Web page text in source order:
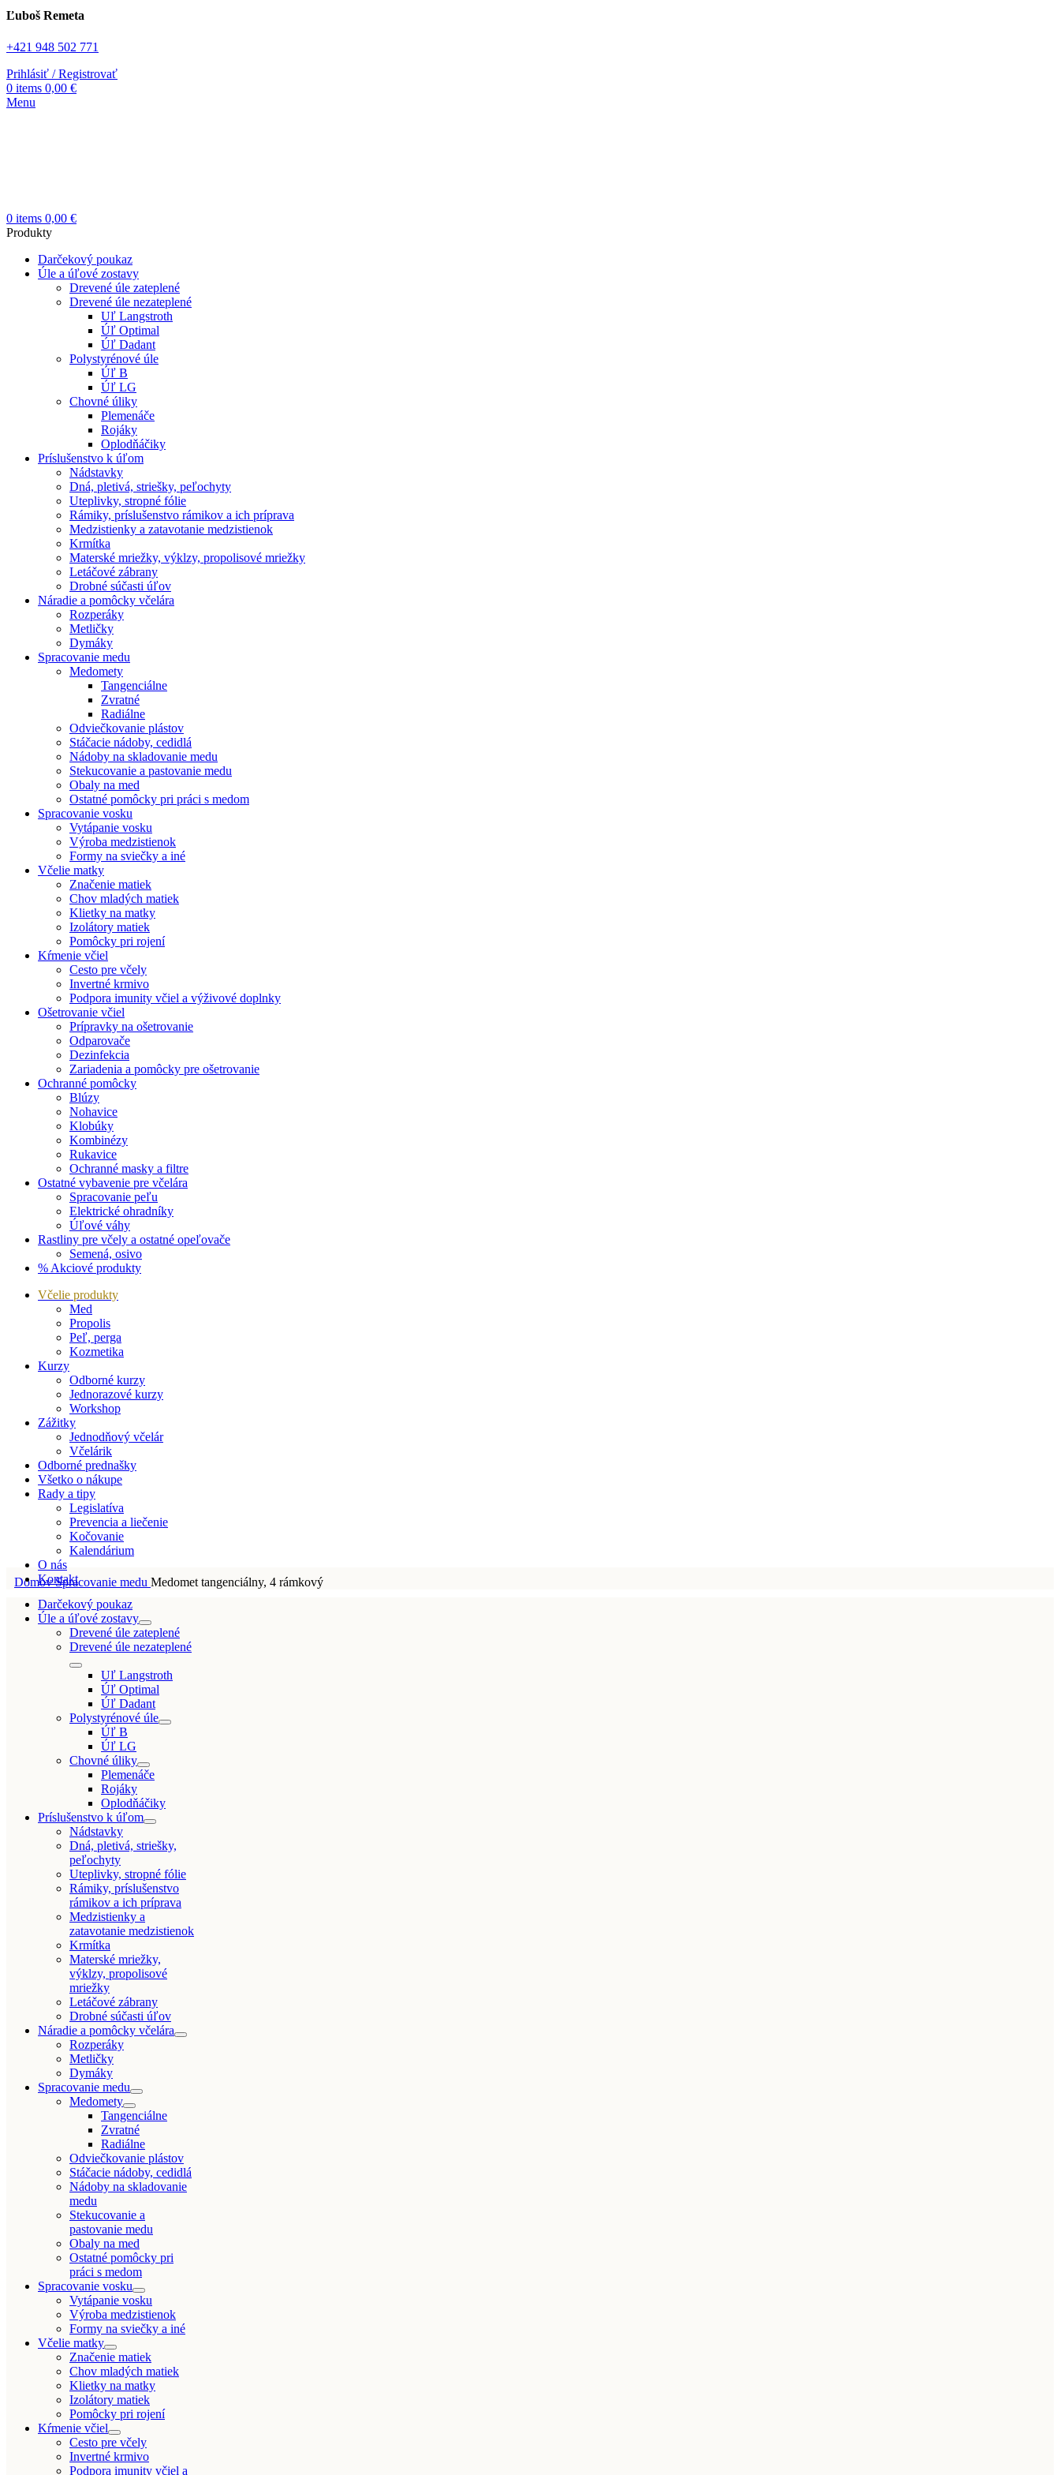
Ľuboš Remeta
+421 948 502 771
Prihlásiť / Registrovať
0 items 0,00 €
Menu
0 items 0,00 €
Produkty
Darčekový poukaz
Úle a úľové zostavy
Drevené úle zateplené
Drevené úle nezateplené
Uľ Langstroth
Úľ Optimal
Úľ Dadant
Polystyrénové úle
Úľ B
Úľ LG
Chovné úliky
Plemenáče
Rojáky
Oplodňáčiky
Príslušenstvo k úľom
Nádstavky
Dná, pletivá, striešky, peľochyty
Uteplivky, stropné fólie
Rámiky, príslušenstvo rámikov a ich príprava
Medzistienky a zatavotanie medzistienok
Krmítka
Materské mriežky, výklzy, propolisové mriežky
Letáčové zábrany
Drobné súčasti úľov
Náradie a pomôcky včelára
Rozperáky
Metličky
Dymáky
Spracovanie medu
Medomety
Tangenciálne
Zvratné
Radiálne
Odviečkovanie plástov
Stáčacie nádoby, cedidlá
Nádoby na skladovanie medu
Stekucovanie a pastovanie medu
Obaly na med
Ostatné pomôcky pri práci s medom
Spracovanie vosku
Vytápanie vosku
Výroba medzistienok
Formy na sviečky a iné
Včelie matky
Značenie matiek
Chov mladých matiek
Klietky na matky
Izolátory matiek
Pomôcky pri rojení
Kŕmenie včiel
Cesto pre včely
Invertné krmivo
Podpora imunity včiel a výživové doplnky
Ošetrovanie včiel
Prípravky na ošetrovanie
Odparovače
Dezinfekcia
Zariadenia a pomôcky pre ošetrovanie
Ochranné pomôcky
Blúzy
Nohavice
Klobúky
Kombinézy
Rukavice
Ochranné masky a filtre
Ostatné vybavenie pre včelára
Spracovanie peľu
Elektrické ohradníky
Úľové váhy
Rastliny pre včely a ostatné opeľovače
Semená, osivo
% Akciové produkty
Včelie produkty
Med
Propolis
Peľ, perga
Kozmetika
Kurzy
Odborné kurzy
Jednorazové kurzy
Workshop
Zážitky
Jednodňový včelár
Včelárik
Odborné prednašky
Všetko o nákupe
Rady a tipy
Legislatíva
Prevencia a liečenie
Kočovanie
Kalendárium
O nás
Kontakt
DomovSpracovanie medu Medomet tangenciálny, 4 rámkový
Darčekový poukaz
Úle a úľové zostavy
Drevené úle zateplené
Drevené úle nezateplené
Uľ Langstroth
Úľ Optimal
Úľ Dadant
Polystyrénové úle
Úľ B
Úľ LG
Chovné úliky
Plemenáče
Rojáky
Oplodňáčiky
Príslušenstvo k úľom
Nádstavky
Dná, pletivá, striešky,
peľochyty
Uteplivky, stropné fólie
Rámiky, príslušenstvo
rámikov a ich príprava
Medzistienky a
zatavotanie medzistienok
Krmítka
Materské mriežky,
výklzy, propolisové
mriežky
Letáčové zábrany
Drobné súčasti úľov
Náradie a pomôcky včelára
Rozperáky
Metličky
Dymáky
Spracovanie medu
Medomety
Tangenciálne
Zvratné
Radiálne
Odviečkovanie plástov
Stáčacie nádoby, cedidlá
Nádoby na skladovanie
medu
Stekucovanie a
pastovanie medu
Obaly na med
Ostatné pomôcky pri
práci s medom
Spracovanie vosku
Vytápanie vosku
Výroba medzistienok
Formy na sviečky a iné
Včelie matky
Značenie matiek
Chov mladých matiek
Klietky na matky
Izolátory matiek
Pomôcky pri rojení
Kŕmenie včiel
Cesto pre včely
Invertné krmivo
Podpora imunity včiel a